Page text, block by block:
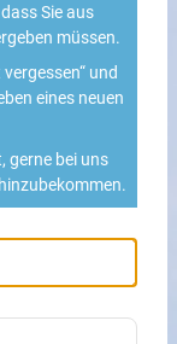
Sie aus
müssen.
und
eines neuen
gerne bei uns